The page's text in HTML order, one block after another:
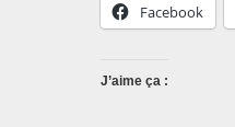
Facebook
J’aime ça :